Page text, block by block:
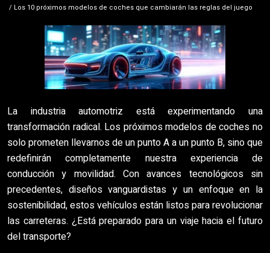
/ Los 10 próximos modelos de coches que cambiarán las reglas del juego
La industria automotriz está experimentando una
transformación radical. Los próximos modelos de coches no
solo prometen llevarnos de un punto A a un punto B, sino que
redefinirán completamente nuestra experiencia de
conducción y movilidad. Con avances tecnológicos sin
precedentes, diseños vanguardistas y un enfoque en la
sostenibilidad, estos vehículos están listos para revolucionar
las carreteras. ¿Está preparado para un viaje hacia el futuro
del transporte?